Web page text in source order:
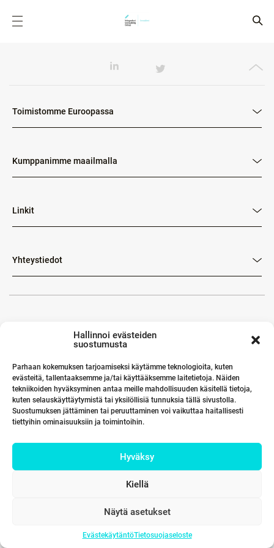
Hallinnoi evästeiden
suostumusta
Parhaan kokemuksen tarjoamiseksi käytämme teknologioita, kuten
evästeitä, tallentaaksemme ja/tai käyttääksemme laitetietoja. Näiden
tekniikoiden hyväksyminen antaa meille mahdollisuuden käsitellä tietoja,
kuten selauskäyttäytymistä tai yksilöllisiä tunnuksia tällä sivustolla.
Suostumuksen jättäminen tai peruuttaminen voi vaikuttaa haitallisesti
tiettyihin ominaisuuksiin ja toimintoihin.
Hyväksy
Kiellä
Näytä asetukset
EvästekäytäntöTietosuojaseloste
Toimistomme Euroopassa
Kumppanimme maailmalla
Linkit
Yhteystiedot